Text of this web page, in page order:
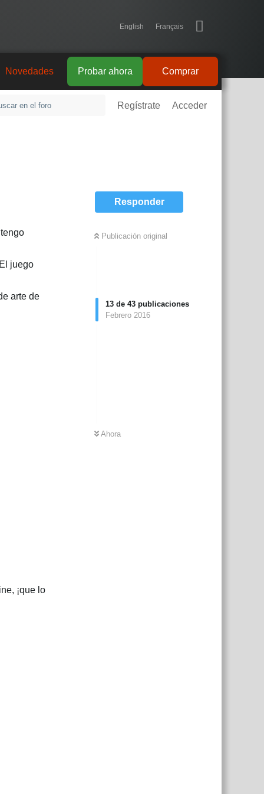
English Français
Comprar
Probar ahora
Novedades
Regístrate Acceder
Responder
Publicación original
13 de 43 publicaciones
Febrero 2016
Ahora
juego
arte de
¡que lo